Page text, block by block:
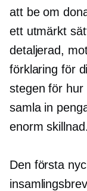
att be om
ett utmärkt
detaljerad,
förklaring för
stegen för
samla in
enorm skillnad.
Den första